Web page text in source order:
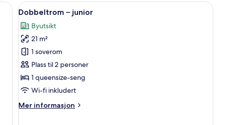
og skrivebord for bærbar PC
Åpne
alle
bildene
av
Dobbeltrom
–
junior
Dobbeltrom – junior | Safe på rommet,
8
Dobbeltrom – junior
Byutsikt
21 m²
1 soverom
Plass til 2 personer
1 queensize-seng
Wi-fi inkludert
Mer informasjon
Mer